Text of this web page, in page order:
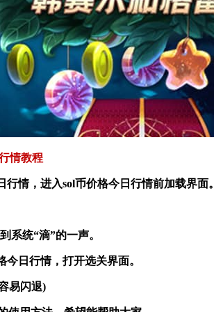
情教程
行情，进入sol币价格今日行情前加载界面
系统“滴”的一声。
今日行情，打开选关界面。
易闪退)